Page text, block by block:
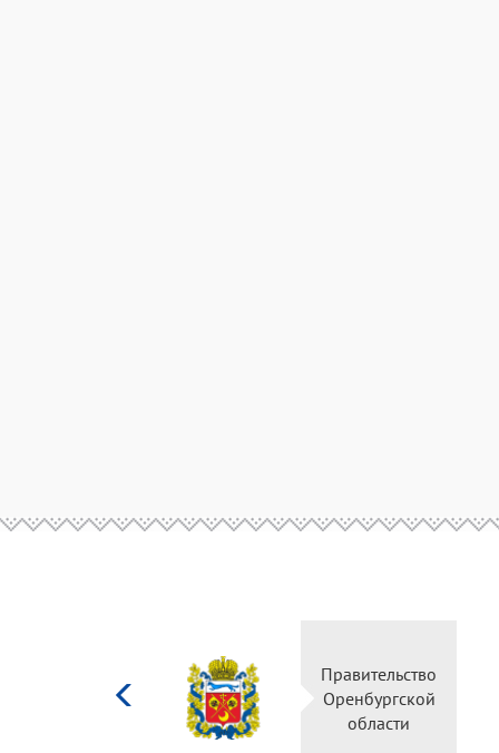
культуры
Российской
Правительство
Оренбургской
области